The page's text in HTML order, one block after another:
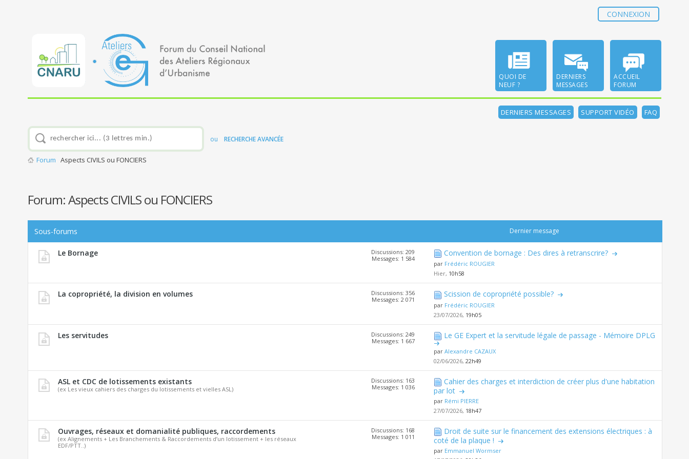
CONNEXION
QUOI DE
NEUF ?
DERNIERS
MESSAGES
ACCUEIL
FORUM
DERNIERS MESSAGES SUPPORT VIDÉO FAQ
ou RECHERCHE AVANCÉE
Forum Aspects CIVILS ou FONCIERS
Forum:Aspects CIVILS ou FONCIERS
Sous-forums Dernier message
Le Bornage
Discussions: 209
Messages: 1 584
Convention de bornage : Des dires à retranscrire?
par Frédéric ROUGIER
Hier, 10h58
La copropriété, la division en volumes
Discussions: 356
Messages: 2 071
Scission de copropriété possible?
par Frédéric ROUGIER
23/07/2026, 19h05
Les servitudes
Discussions: 249
Messages: 1 667
Le GE Expert et la servitude légale de passage - Mémoire DPLG
parAlexandre CAZAUX
02/06/2026,22h49
ASL et CDC de lotissements existants
(ex Les vieux cahiers des charges du lotissements et vielles ASL)
Discussions: 163
Messages: 1 036
Cahier des charges et interdiction de créer plus d'une habitation
par lot
par Rémi PIERRE
27/07/2026, 18h47
Ouvrages, réseaux et domanialité publiques, raccordements
(ex Alignements + Les Branchements & Raccordements d’un lotissement + les réseaux
EDF/PTT..)
Discussions: 168
Messages: 1 011
Droit de suite sur le financement des extensions électriques : à
coté de la plaque !
par Emmanuel Wormser